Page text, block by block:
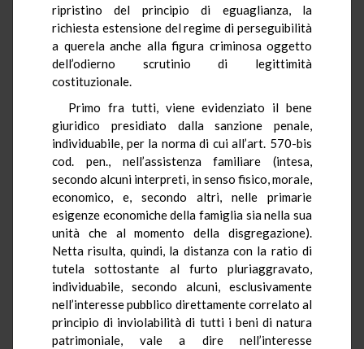
ripristino del principio di eguaglianza, la
richiesta estensione del regime di perseguibilità
a querela anche alla figura criminosa oggetto
dell’odierno scrutinio di legittimità
costituzionale.
Primo fra tutti, viene evidenziato il bene
giuridico presidiato dalla sanzione penale,
individuabile, per la norma di cui all’art. 570-bis
cod. pen., nell’assistenza familiare (intesa,
secondo alcuni interpreti, in senso fisico, morale,
economico, e, secondo altri, nelle primarie
esigenze economiche della famiglia sia nella sua
unità che al momento della disgregazione).
Netta risulta, quindi, la distanza con la ratio di
tutela sottostante al furto pluriaggravato,
individuabile, secondo alcuni, esclusivamente
nell’interesse pubblico direttamente correlato al
principio di inviolabilità di tutti i beni di natura
patrimoniale, vale a dire nell’interesse